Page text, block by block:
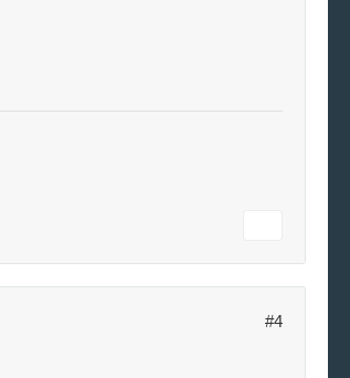
#4